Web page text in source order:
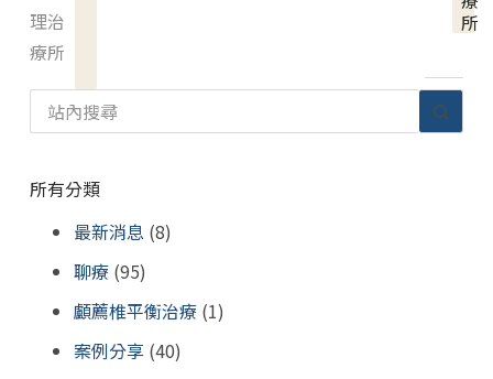
理治
療所
所
所有分類
最新消息 (8)
聊療(95)
顱薦椎平衡治療(1)
案例分享(40)